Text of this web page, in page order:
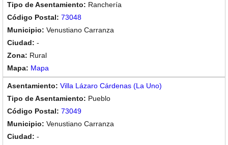
Ranchería
73048
Venustiano Carranza
-
Rural
Mapa
Villa Lázaro Cárdenas (La Uno)
Pueblo
73049
Venustiano Carranza
-